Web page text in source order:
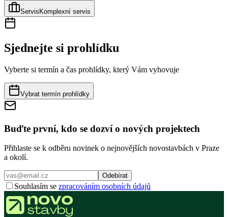
Servis Komplexní servis
Sjednejte si prohlídku
Vyberte si termín a čas prohlídky, který Vám vyhovuje
Vybrat termín prohlídky
Buďte první, kdo se dozví o nových projektech
Přihlaste se k odběru novinek o nejnovějších novostavbách v Praze
a okolí.
Odebírat
Souhlasím se zpracováním osobních údajů